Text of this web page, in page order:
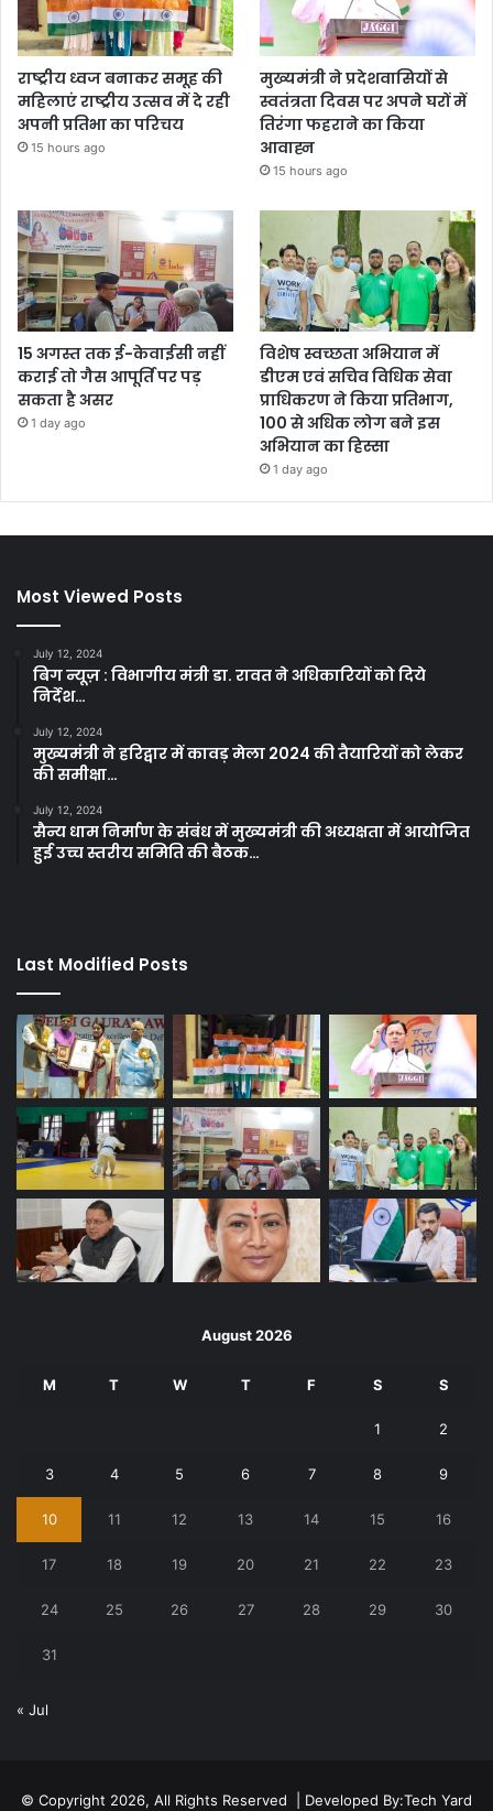
राष्ट्रीय ध्वज बनाकर समूह की
महिलाएं राष्ट्रीय उत्सव में दे रही
अपनी प्रतिभा का परिचय
15 hours ago
मुख्यमंत्री ने प्रदेशवासियों से
स्वतंत्रता दिवस पर अपने घरों में
तिरंगा फहराने का किया
आवाह्न
15 hours ago
15 अगस्त तक ई-केवाईसी नहीं
कराई तो गैस आपूर्ति पर पड़
सकता है असर
1 day ago
विशेष स्वच्छता अभियान में
डीएम एवं सचिव विधिक सेवा
प्राधिकरण ने किया प्रतिभाग,
100 से अधिक लोग बने इस
अभियान का हिस्सा
1 day ago
Most Viewed Posts
July 12, 2024
बिग न्यूज़ : विभागीय मंत्री डा. रावत ने अधिकारियों को दिये
निर्देश…
July 12, 2024
मुख्यमंत्री ने हरिद्वार में कावड़ मेला 2024 की तैयारियों को लेकर
की समीक्षा…
July 12, 2024
सैन्य धाम निर्माण के संबंध में मुख्यमंत्री की अध्यक्षता में आयोजित
हुई उच्च स्तरीय समिति की बैठक…
Last Modified Posts
August 2026
M T W T F S S
1 2
3 4 5 6 7 8 9
10 11 12 13 14 15 16
17 18 19 20 21 22 23
24 25 26 27 28 29 30
31
« Jul
© Copyright 2026, All Rights Reserved | Developed By:Tech Yard